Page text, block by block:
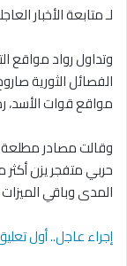
لـ متابعة الأخبار
وتداول رواد مواقع
الفصائل الثورية
مواقع قوات الأسد،
وقالت مصادر مطلعة
المدى وباقي
إجراء عاجل.. أول